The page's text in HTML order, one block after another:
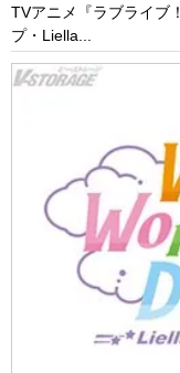
TVアニメ『ラブライブ
プ・Liella...